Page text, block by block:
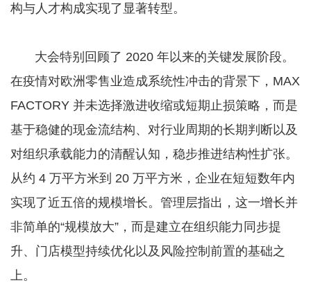
构与人才构成实现了显著转型。
大会特别回顾了 2020 年以来的关键发展阶段。
在疫情对欧洲零售业造成系统性冲击的背景下，MAX
FACTORY 并未选择激进收缩或短期止损策略，而是
基于稳健的现金流结构、对行业周期的长期判断以及
对组织承载能力的清醒认知，稳步推进结构性扩张。
从约 4 万平方米到 20 万平方米，企业在短短数年内
实现了近五倍的规模增长。管理层指出，这一增长并
非简单的“规模放大”，而是建立在组织能力同步提
升、门店模型持续优化以及风险控制前置的基础之
上。